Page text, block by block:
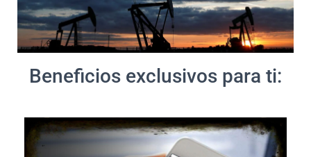
Beneficios exclusivos para ti: